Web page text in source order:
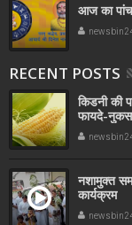
आज का
RECENT POSTS
किडनी की
फायदे-
नशामुक्त
कार्यक्रम